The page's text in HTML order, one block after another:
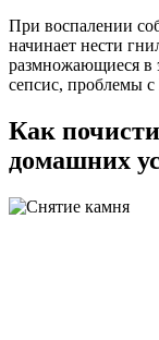
При воспалении
начинает нести
размножающиеся в
сепсис, проблемы
Как
домашних